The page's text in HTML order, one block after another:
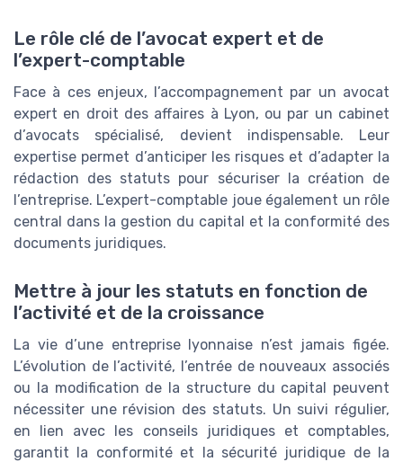
Le rôle clé de l’avocat expert et de
l’expert-comptable
Face à ces enjeux, l’accompagnement par un avocat
expert en droit des affaires à Lyon, ou par un cabinet
d’avocats spécialisé, devient indispensable. Leur
expertise permet d’anticiper les risques et d’adapter la
rédaction des statuts pour sécuriser la création de
l’entreprise. L’expert-comptable joue également un rôle
central dans la gestion du capital et la conformité des
documents juridiques.
Mettre à jour les statuts en fonction de
l’activité et de la croissance
La vie d’une entreprise lyonnaise n’est jamais figée.
L’évolution de l’activité, l’entrée de nouveaux associés
ou la modification de la structure du capital peuvent
nécessiter une révision des statuts. Un suivi régulier,
en lien avec les conseils juridiques et comptables,
garantit la conformité et la sécurité juridique de la